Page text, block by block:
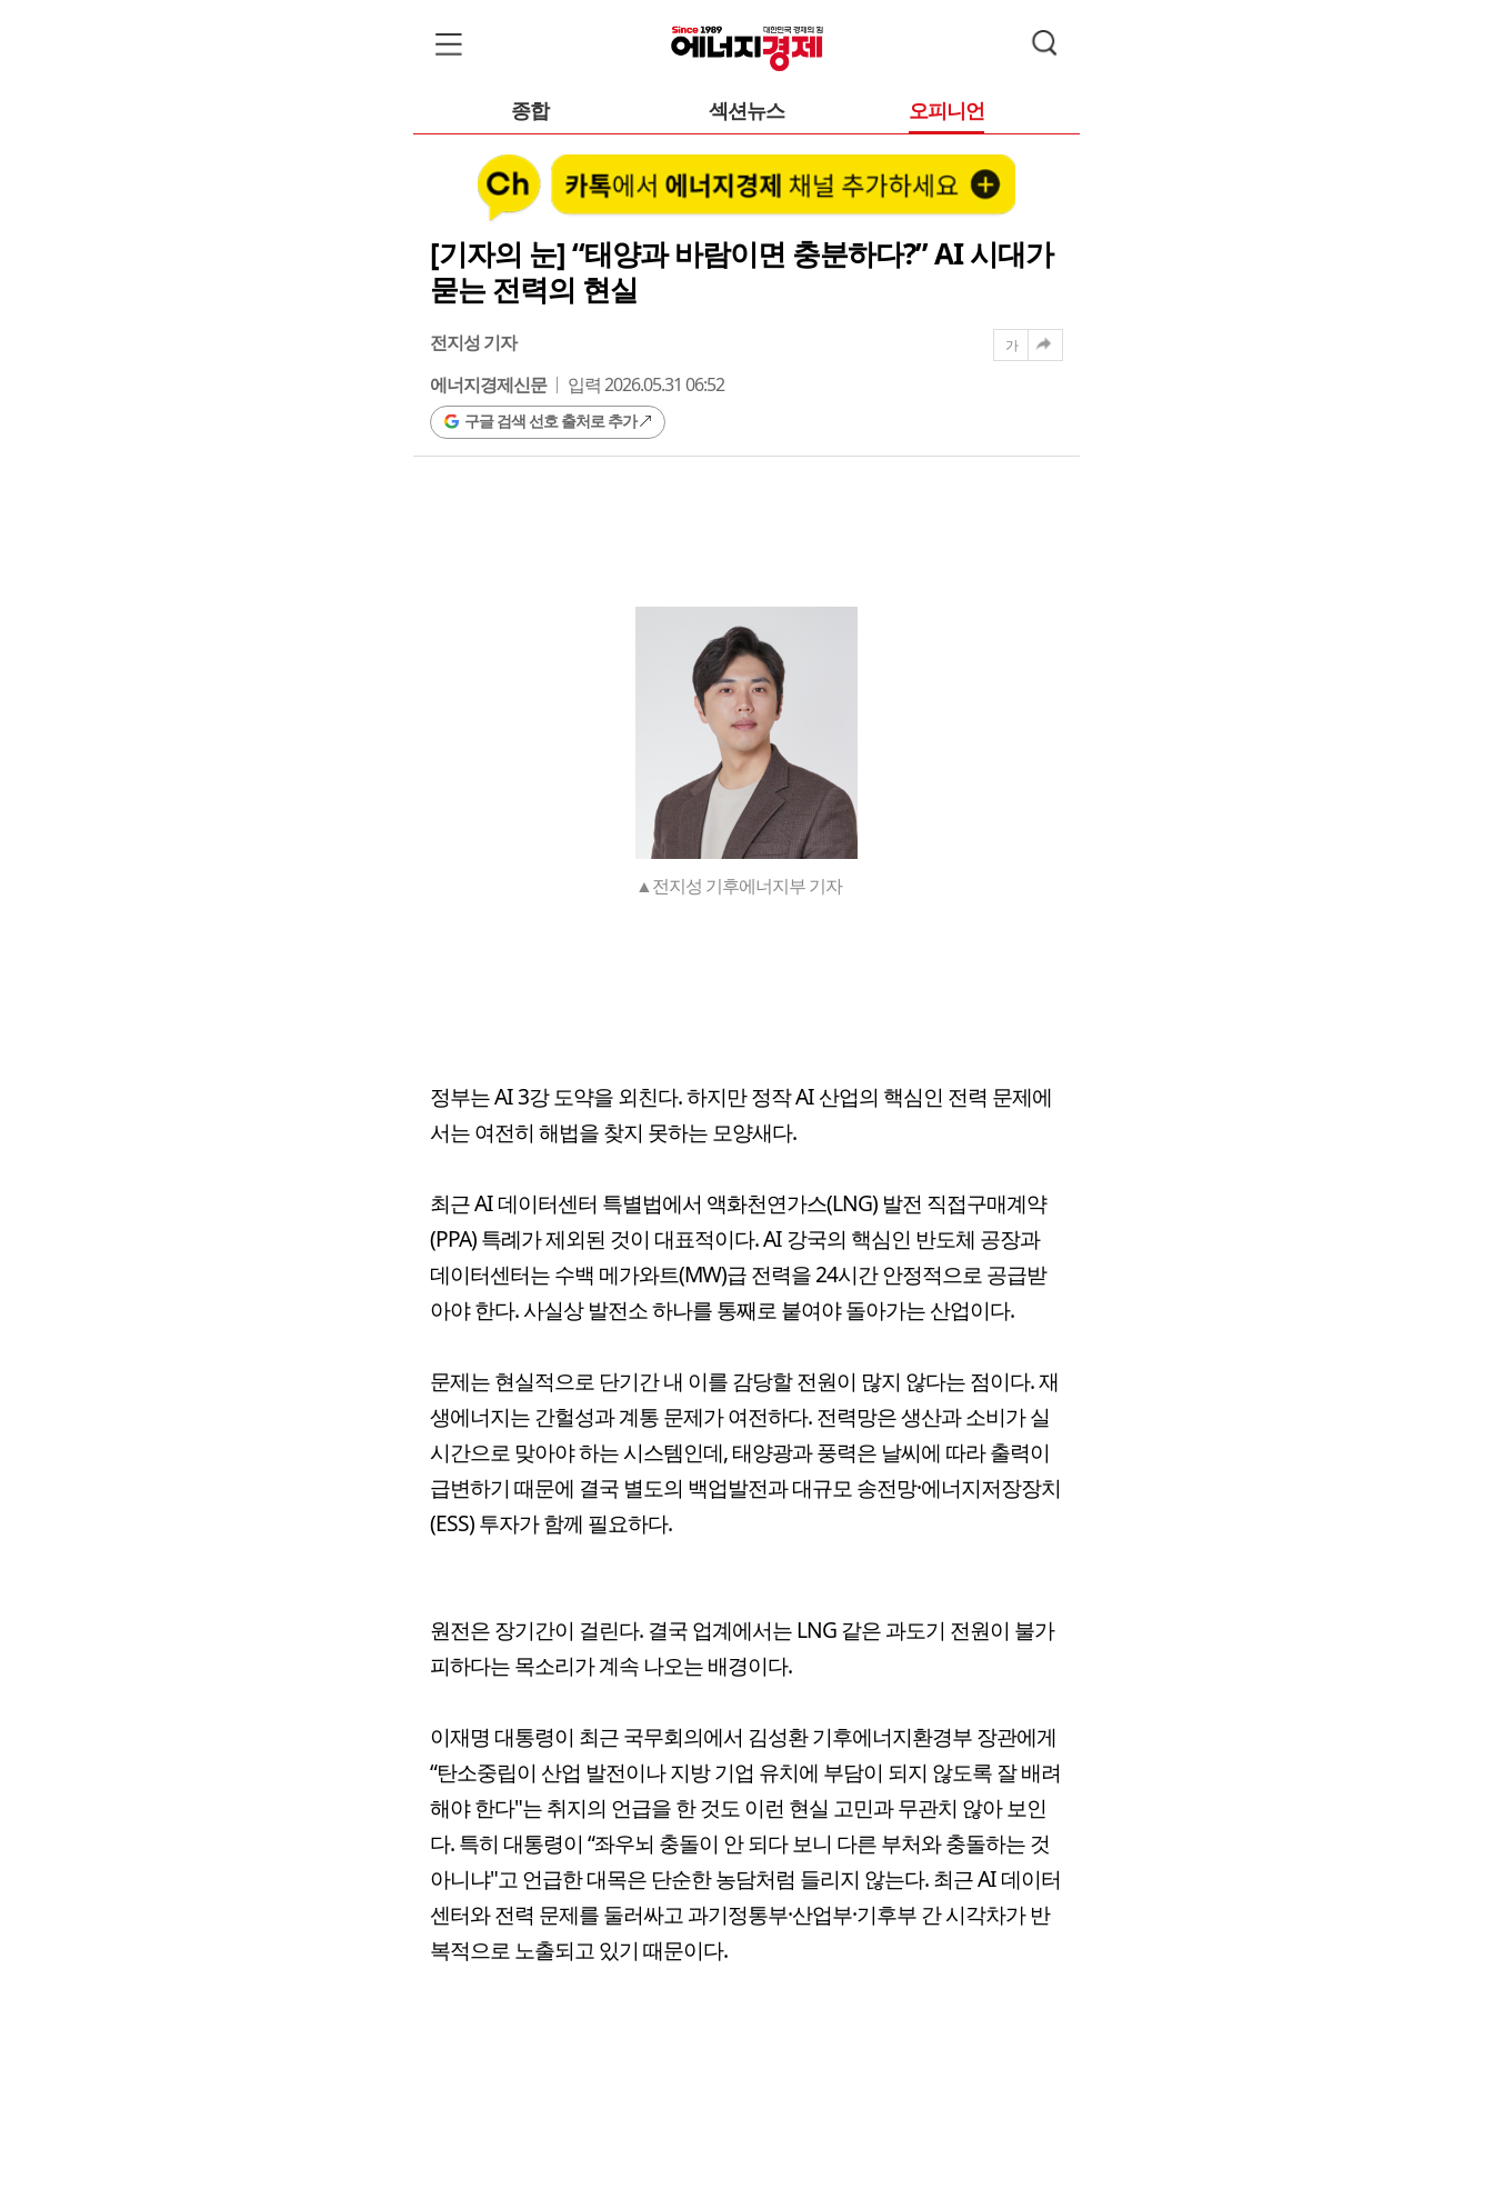
종합 섹션뉴스 오피니언
[기자의 눈] “태양과 바람이면 충분하다?” AI 시대가
묻는 전력의 현실
전지성 기자
에너지경제신문
입력 2026.05.31 06:52
구글 검색 선호 출처로 추가
가
▲전지성 기후에너지부 기자
정부는 AI 3강 도약을 외친다. 하지만 정작 AI 산업의 핵심인 전력 문제에
서는 여전히 해법을 찾지 못하는 모양새다.
최근 AI 데이터센터 특별법에서 액화천연가스(LNG) 발전 직접구매계약
(PPA) 특례가 제외된 것이 대표적이다. AI 강국의 핵심인 반도체 공장과
데이터센터는 수백 메가와트(MW)급 전력을 24시간 안정적으로 공급받
아야 한다. 사실상 발전소 하나를 통째로 붙여야 돌아가는 산업이다.
문제는 현실적으로 단기간 내 이를 감당할 전원이 많지 않다는 점이다. 재
생에너지는 간헐성과 계통 문제가 여전하다. 전력망은 생산과 소비가 실
시간으로 맞아야 하는 시스템인데, 태양광과 풍력은 날씨에 따라 출력이
급변하기 때문에 결국 별도의 백업발전과 대규모 송전망·에너지저장장치
(ESS) 투자가 함께 필요하다.
원전은 장기간이 걸린다. 결국 업계에서는 LNG 같은 과도기 전원이 불가
피하다는 목소리가 계속 나오는 배경이다.
이재명 대통령이 최근 국무회의에서 김성환 기후에너지환경부 장관에게
“탄소중립이 산업 발전이나 지방 기업 유치에 부담이 되지 않도록 잘 배려
해야 한다"는 취지의 언급을 한 것도 이런 현실 고민과 무관치 않아 보인
다. 특히 대통령이 “좌우뇌 충돌이 안 되다 보니 다른 부처와 충돌하는 것
아니냐"고 언급한 대목은 단순한 농담처럼 들리지 않는다. 최근 AI 데이터
센터와 전력 문제를 둘러싸고 과기정통부·산업부·기후부 간 시각차가 반
복적으로 노출되고 있기 때문이다.